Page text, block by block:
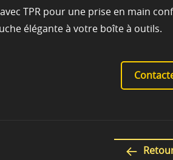
TPR pour une prise en main
élégante à votre boîte à outils.